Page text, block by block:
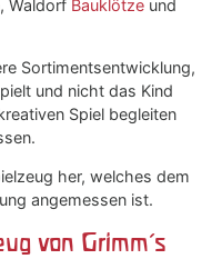
Waldorf Bauklötze und
Sortimentsentwicklung,
und nicht das Kind
Spiel begleiten
her, welches dem
angemessen ist.
von Grimm's